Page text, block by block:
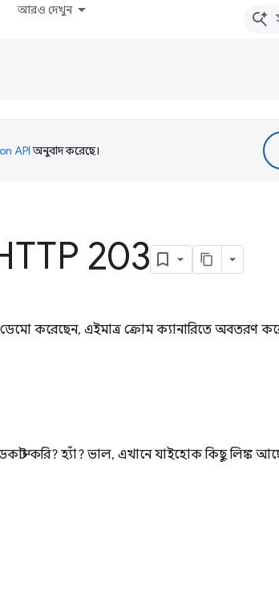
আরও দেখুন
APIঅনুবাদ করেছে।
203
করেছেন, এইমাত্র ক্রোম ক্যানারিতে অবতরণ
করি? হ্যাঁ? ভাল, এখানে যাইহোক কিছু লিঙ্ক